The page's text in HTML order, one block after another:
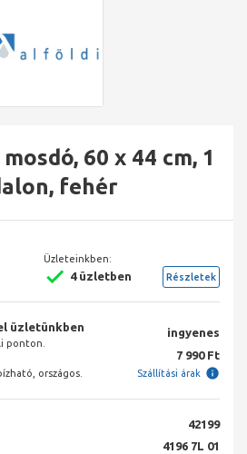
60 x 44 cm, 1
fehér
Üzleteinkben:
4 üzletben Részletek
üzletünkben
ponton.
ingyenes
országos.
7 990 Ft
Szállítási árak
42199
4196 7L 01